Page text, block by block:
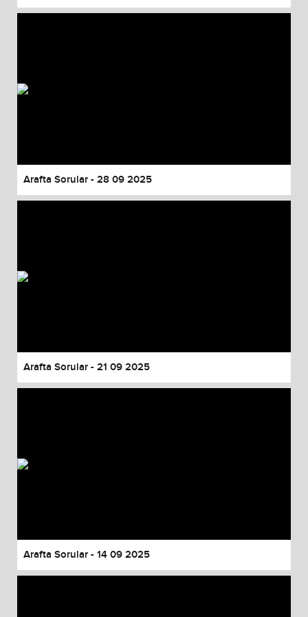
Arafta Sorular - 28 09 2025
Arafta Sorular - 21 09 2025
Arafta Sorular - 14 09 2025